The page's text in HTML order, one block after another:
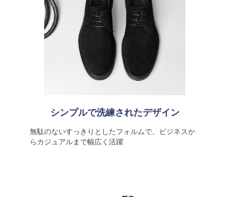
シンプルで洗練されたデザイン
無駄のないすっきりとしたフォルムで、ビジネスか
らカジュアルまで幅広く活躍